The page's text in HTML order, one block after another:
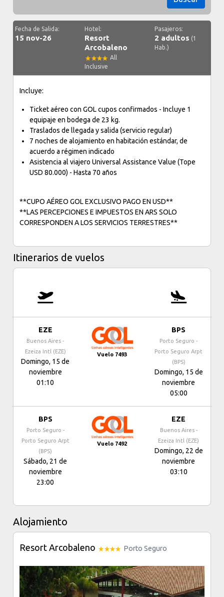
Fecha de Salida:
15 nov-26
Hotel:
Resort
Arcobaleno
All
Inclusive
Pasajeros:
2 adultos (1
Hab.)
Incluye:
Ticket aéreo con GOL cupos confirmados - Incluye 1
equipaje en bodega de 23 kg.
Traslados de llegada y salida (servicio regular)
7 noches de alojamiento en habitación estándar, de
acuerdo a régimen indicado
Asistencia al viajero Universal Assistance Value (Tope
USD 80.000) - Hasta 70 años
**CUPO AÉREO GOL EXCLUSIVO PAGO EN USD**
**LAS PERCEPCIONES E IMPUESTOS EN ARS SOLO
CORRESPONDEN A LOS SERVICIOS TERRESTRES**
Itinerarios de vuelos
EZE
Buenos Aires -
Ezeiza Intl (EZE)
Domingo, 15 de
noviembre
01:10
Vuelo 7493
BPS
Porto Seguro -
Porto Seguro Arpt
(BPS)
Domingo, 15 de
noviembre
05:00
BPS
Porto Seguro -
Porto Seguro Arpt
(BPS)
Sábado, 21 de
noviembre
23:00
Vuelo 7492
EZE
Buenos Aires -
Ezeiza Intl (EZE)
Domingo, 22 de
noviembre
03:10
Alojamiento
Resort Arcobaleno Porto Seguro